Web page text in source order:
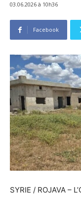
03.06.2026 à 10h36
Facebook
SYRIE / ROJAVA –